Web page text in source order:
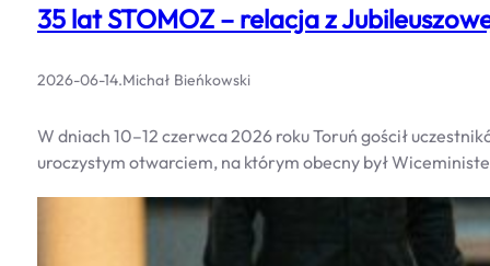
35 lat STOMOZ – relacja z
2026-06-14.Michał Bieńkowski
W dniach 10–12 czerwca 2026 roku Toruń gościł
uroczystym otwarciem, na którym obecny był